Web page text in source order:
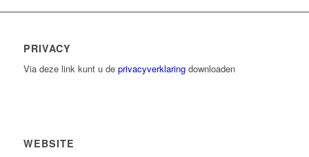
PRIVACY
Via deze link kunt u de privacyverklaringdownloaden
WEBSITE